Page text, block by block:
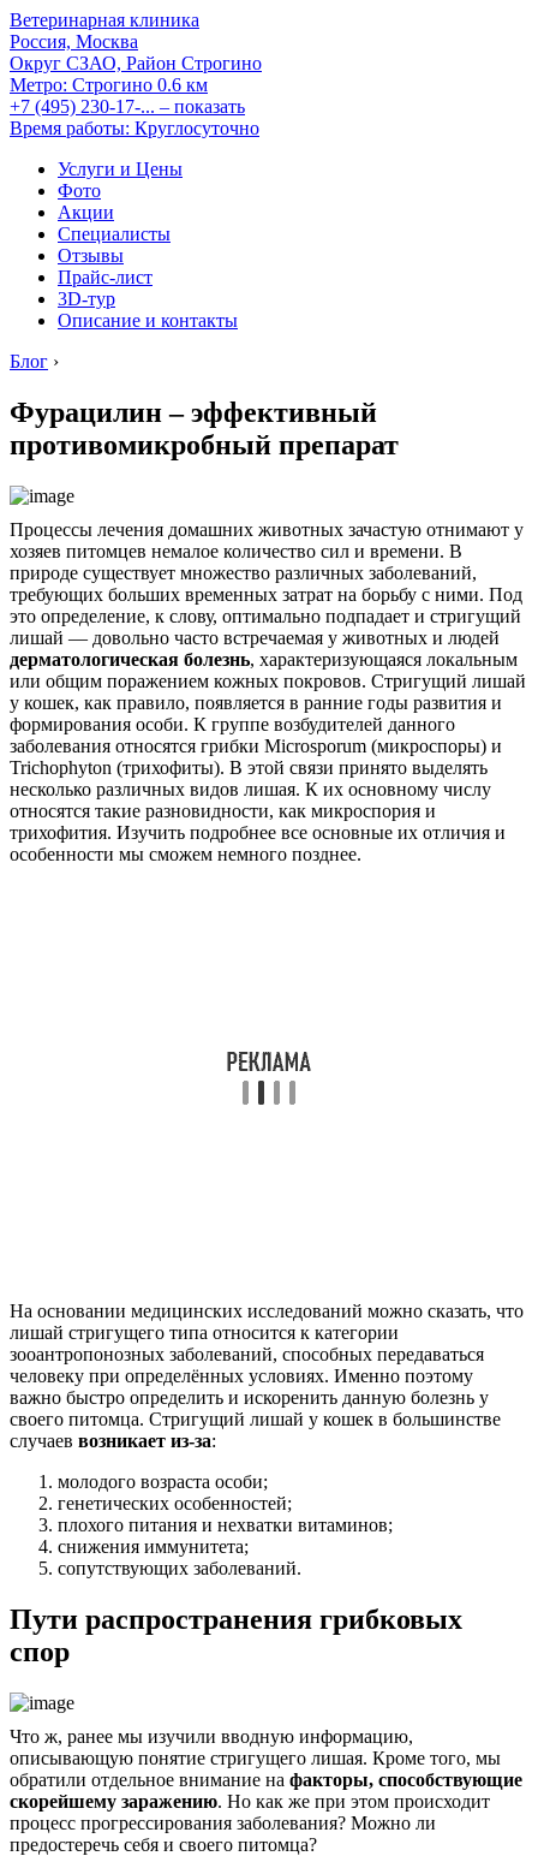
Ветеринарная клиника
Россия, Москва
Округ СЗАО, Район Строгино
Метро: Строгино 0.6 км
+7 (495) 230-17-... – показать
Время работы: Круглосуточно
Услуги и Цены
Фото
Акции
Специалисты
Отзывы
Прайс-лист
3D-тур
Описание и контакты
Блог ›
Фурацилин – эффективный
противомикробный препарат
Процессы лечения домашних животных зачастую отнимают у
хозяев питомцев немалое количество сил и времени. В
природе существует множество различных заболеваний,
требующих больших временных затрат на борьбу с ними. Под
это определение, к слову, оптимально подпадает и стригущий
лишай — довольно часто встречаемая у животных и людей
дерматологическая болезнь, характеризующаяся локальным
или общим поражением кожных покровов. Стригущий лишай
у кошек, как правило, появляется в ранние годы развития и
формирования особи. К группе возбудителей данного
заболевания относятся грибки Microsporum (микроспоры) и
Trichophyton (трихофиты). В этой связи принято выделять
несколько различных видов лишая. К их основному числу
относятся такие разновидности, как микроспория и
трихофития. Изучить подробнее все основные их отличия и
особенности мы сможем немного позднее.
На основании медицинских исследований можно сказать, что
лишай стригущего типа относится к категории
зооантропонозных заболеваний, способных передаваться
человеку при определённых условиях. Именно поэтому
важно быстро определить и искоренить данную болезнь у
своего питомца. Стригущий лишай у кошек в большинстве
случаев возникает из-за:
молодого возраста особи;
генетических особенностей;
плохого питания и нехватки витаминов;
снижения иммунитета;
сопутствующих заболеваний.
Пути распространения грибковых
спор
Что ж, ранее мы изучили вводную информацию,
описывающую понятие стригущего лишая. Кроме того, мы
обратили отдельное внимание на факторы, способствующие
скорейшему заражению. Но как же при этом происходит
процесс прогрессирования заболевания? Можно ли
предостеречь себя и своего питомца?